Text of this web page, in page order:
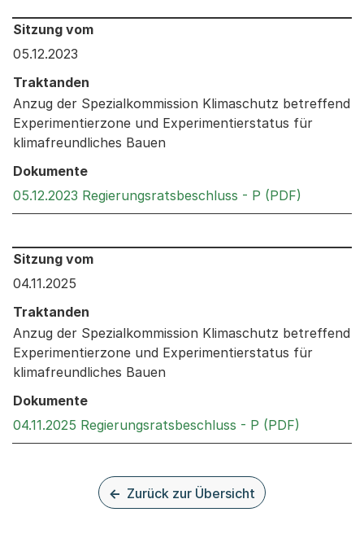
Behandelt an den folgenden Sitzungen: Informationen
Sitzung vom
05.12.2023
Traktanden
Anzug der Spezialkommission Klimaschutz betreffend
Experimentierzone und Experimentierstatus für
klimafreundliches Bauen
Dokumente
05.12.2023 Regierungsratsbeschluss - P (PDF)
Behandelt an den folgenden Sitzungen: Informationen
Sitzung vom
04.11.2025
Traktanden
Anzug der Spezialkommission Klimaschutz betreffend
Experimentierzone und Experimentierstatus für
klimafreundliches Bauen
Dokumente
04.11.2025 Regierungsratsbeschluss - P (PDF)
Zurück zur Übersicht